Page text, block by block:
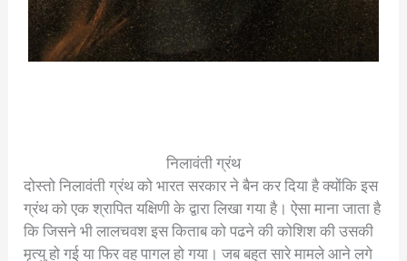
निलावंती ग्रंथ
दोस्तो निलावंती ग्रंथ को भारत सरकार ने बैन कर दिया है क्योंकि इस
ग्रंथ को एक श्रापित यक्षिणी के द्वारा लिखा गया है। ऐसा माना जाता है
कि जिसने भी लालचवश इस किताब को पढने की कोशिश की उसकी
मृत्यु हो गई या फिर वह पागल हो गया। जब बहुत सारे मामले आने लगे